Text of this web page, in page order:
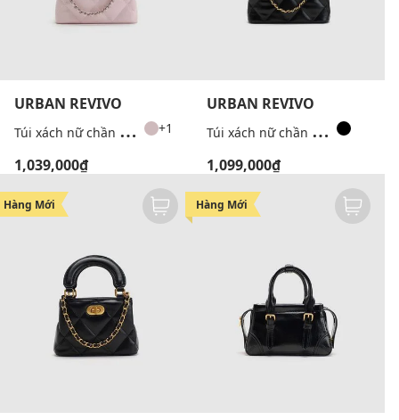
URBAN REVIVO
T
úi xách nữ chần bông quai tròn +1
1,039,000₫
URBAN REVIVO
T
úi xách nữ chần bông phối dây xích
1,099,000₫
Hàng Mới Hàng Mới